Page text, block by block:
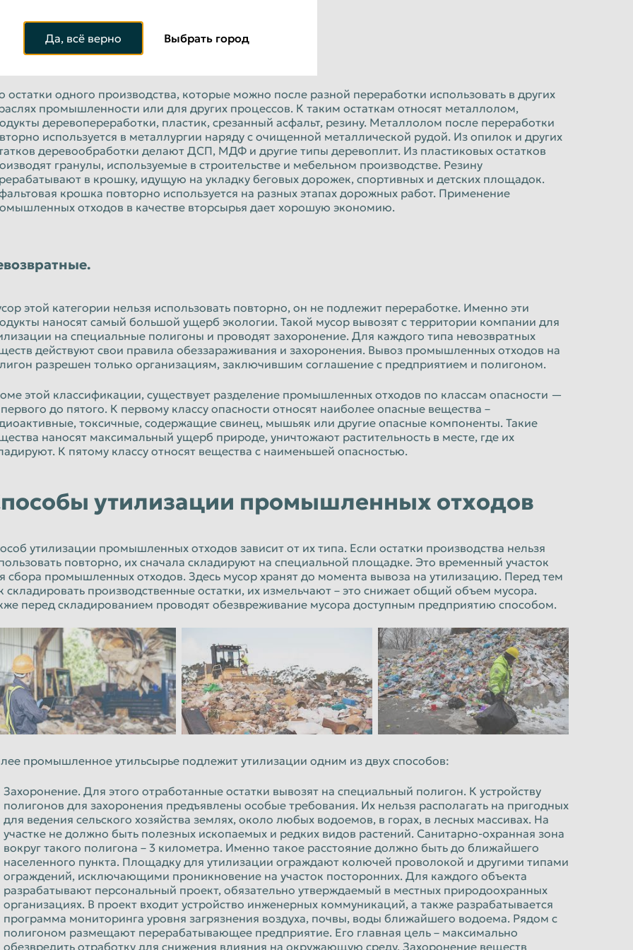
остатки одного производства, которые можно после разной переработки использовать в других
промышленности или для других процессов. К таким остаткам относят металлолом,
деревопереработки, пластик, срезанный асфальт, резину. Металлолом после переработки
используется в металлургии наряду с очищенной металлической рудой. Из опилок и других
деревообработки делают ДСП, МДФ и другие типы деревоплит. Из пластиковых остатков
гранулы, используемые в строительстве и мебельном производстве. Резину
в крошку, идущую на укладку беговых дорожек, спортивных и детских площадок.
крошка повторно используется на разных этапах дорожных работ. Применение
отходов в качестве вторсырья дает хорошую экономию.
этой категории нельзя использовать повторно, он не подлежит переработке. Именно эти
наносят самый большой ущерб экологии. Такой мусор вывозят с территории компании для
на специальные полигоны и проводят захоронение. Для каждого типа невозвратных
действуют свои правила обеззараживания и захоронения. Вывоз промышленных отходов на
разрешен только организациям, заключившим соглашение с предприятием и полигоном.
этой классификации, существует разделение промышленных отходов по классам опасности —
до пятого. К первому классу опасности относят наиболее опасные вещества –
токсичные, содержащие свинец, мышьяк или другие опасные компоненты. Такие
наносят максимальный ущерб природе, уничтожают растительность в месте, где их
К пятому классу относят вещества с наименьшей опасностью.
утилизации промышленных отходов
утилизации промышленных отходов зависит от их типа. Если остатки производства нельзя
повторно, их сначала складируют на специальной площадке. Это временный участок
сбора промышленных отходов. Здесь мусор хранят до момента вывоза на утилизацию. Перед тем
складировать производственные остатки, их измельчают – это снижает общий объем мусора.
перед складированием проводят обезвреживание мусора доступным предприятию способом.
промышленное утильсырье подлежит утилизации одним из двух способов:
Захоронение. Для этого отработанные остатки вывозят на специальный полигон. К устройству
полигонов для захоронения предъявлены особые требования. Их нельзя располагать на пригодных
для ведения сельского хозяйства землях, около любых водоемов, в горах, в лесных массивах. На
участке не должно быть полезных ископаемых и редких видов растений. Санитарно-охранная зона
вокруг такого полигона – 3 километра. Именно такое расстояние должно быть до ближайшего
населенного пункта. Площадку для утилизации ограждают колючей проволокой и другими типами
ограждений, исключающими проникновение на участок посторонних. Для каждого объекта
разрабатывают персональный проект, обязательно утверждаемый в местных природоохранных
организациях. В проект входит устройство инженерных коммуникаций, а также разрабатывается
программа мониторинга уровня загрязнения воздуха, почвы, воды ближайшего водоема. Рядом с
полигоном размещают перерабатывающее предприятие. Его главная цель – максимально
обезвредить отработку для снижения влияния на окружающую среду. Захоронение веществ
Да, всё верно Выбрать город